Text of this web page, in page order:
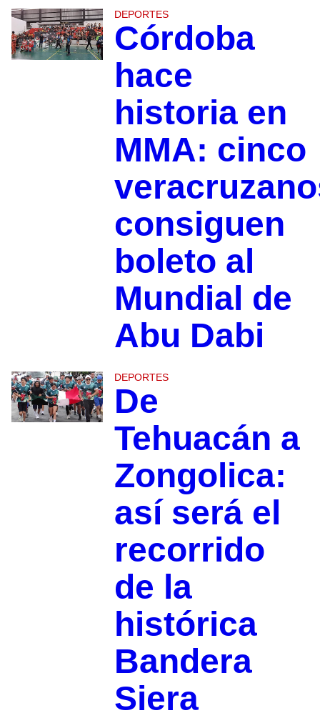
DEPORTES
Córdoba
hace
historia en
MMA: cinco
consiguen
boleto al
Mundial de
Abu Dabi
DEPORTES
De
Tehuacán a
Zongolica:
así será el
recorrido
de la
histórica
Bandera
Siera